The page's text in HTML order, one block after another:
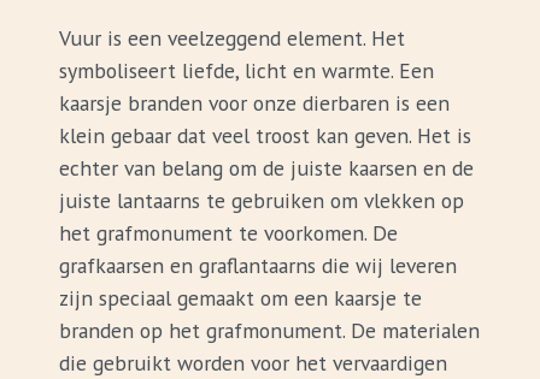
Vuur is een veelzeggend element. Het
symboliseert liefde, licht en warmte. Een
kaarsje branden voor onze dierbaren is een
klein gebaar dat veel troost kan geven. Het is
echter van belang om de juiste kaarsen en de
juiste lantaarns te gebruiken om vlekken op
het grafmonument te voorkomen. De
grafkaarsen en graflantaarns die wij leveren
zijn speciaal gemaakt om een kaarsje te
branden op het grafmonument. De materialen
die gebruikt worden voor het vervaardigen